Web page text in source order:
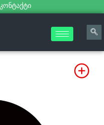
კონტაქტი